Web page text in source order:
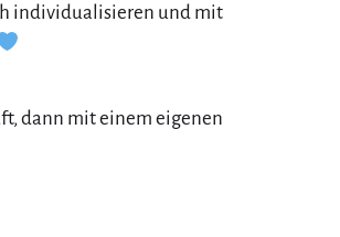
individualisieren und mit
dann mit einem eigenen